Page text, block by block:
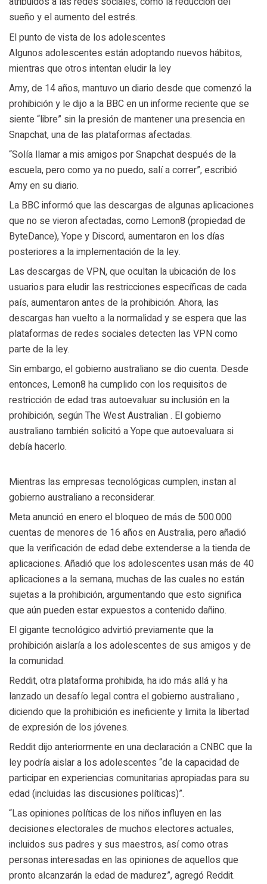
sueño y el aumento del estrés.
El punto de vista de los adolescentes
Algunos adolescentes están adoptando nuevos hábitos,
mientras que otros intentan eludir la ley
Amy, de 14 años, mantuvo un diario desde que comenzó la
prohibición y le dijo a la BBC en un informe reciente que se
siente “libre” sin la presión de mantener una presencia en
Snapchat, una de las plataformas afectadas.
“Solía ​​​​llamar a mis amigos por Snapchat después de la
escuela, pero como ya no puedo, salí a correr”, escribió
Amy en su diario.
La BBC informó que las descargas de algunas aplicaciones
que no se vieron afectadas, como Lemon8 (propiedad de
ByteDance), Yope y Discord, aumentaron en los días
posteriores a la implementación de la ley.
Las descargas de VPN, que ocultan la ubicación de los
usuarios para eludir las restricciones específicas de cada
país, aumentaron antes de la prohibición. Ahora, las
descargas han vuelto a la normalidad y se espera que las
plataformas de redes sociales detecten las VPN como
parte de la ley.
Sin embargo, el gobierno australiano se dio cuenta. Desde
entonces, Lemon8 ha cumplido con los requisitos de
restricción de edad tras autoevaluar su inclusión en la
prohibición, según The West Australian . El gobierno
australiano también solicitó a Yope que autoevaluara si
debía hacerlo.
Mientras las empresas tecnológicas cumplen, instan al
gobierno australiano a reconsiderar.
Meta anunció en enero el bloqueo de más de 500.000
cuentas de menores de 16 años en Australia, pero añadió
que la verificación de edad debe extenderse a la tienda de
aplicaciones. Añadió que los adolescentes usan más de 40
aplicaciones a la semana, muchas de las cuales no están
sujetas a la prohibición, argumentando que esto significa
que aún pueden estar expuestos a contenido dañino.
El gigante tecnológico advirtió previamente que la
prohibición aislaría a los adolescentes de sus amigos y de
la comunidad.
Reddit, otra plataforma prohibida, ha ido más allá y ha
lanzado un desafío legal contra el gobierno australiano ,
diciendo que la prohibición es ineficiente y limita la libertad
de expresión de los jóvenes.
Reddit dijo anteriormente en una declaración a CNBC que la
ley podría aislar a los adolescentes “de la capacidad de
participar en experiencias comunitarias apropiadas para su
edad (incluidas las discusiones políticas)”.
“Las opiniones políticas de los niños influyen en las
decisiones electorales de muchos electores actuales,
incluidos sus padres y sus maestros, así como otras
personas interesadas en las opiniones de aquellos que
pronto alcanzarán la edad de madurez”, agregó Reddit.